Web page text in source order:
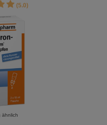
(5.0)
ähnlich